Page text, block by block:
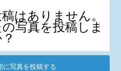
はありません。
写真を投稿しま
に写真を投稿する